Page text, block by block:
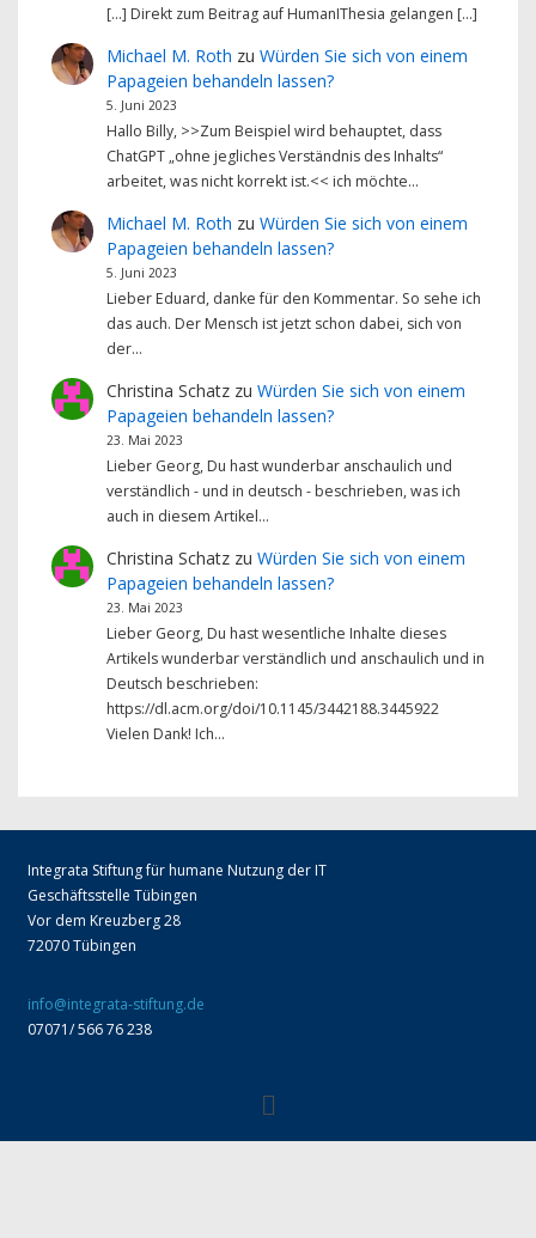
[…] Direkt zum Beitrag auf HumanIThesia gelangen […]
Michael M. Roth zu Würden Sie sich von einem
Papageien behandeln lassen?
5. Juni 2023
Hallo Billy, >>Zum Beispiel wird behauptet, dass
ChatGPT „ohne jegliches Verständnis des Inhalts“
arbeitet, was nicht korrekt ist.<< ich möchte…
Michael M. Roth zu Würden Sie sich von einem
Papageien behandeln lassen?
5. Juni 2023
Lieber Eduard, danke für den Kommentar. So sehe ich
das auch. Der Mensch ist jetzt schon dabei, sich von
der…
Christina Schatzzu Würden Sie sich von einem
Papageien behandeln lassen?
23. Mai 2023
Lieber Georg, Du hast wunderbar anschaulich und
verständlich - und in deutsch - beschrieben, was ich
auch in diesem Artikel…
Christina Schatzzu Würden Sie sich von einem
Papageien behandeln lassen?
23. Mai 2023
Lieber Georg, Du hast wesentliche Inhalte dieses
Artikels wunderbar verständlich und anschaulich und in
Deutsch beschrieben:
https://dl.acm.org/doi/10.1145/3442188.3445922
Vielen Dank! Ich…
Integrata Stiftung für humane Nutzung der IT
Geschäftsstelle Tübingen
Vor dem Kreuzberg 28
72070 Tübingen
info@integrata-stiftung.de
07071/ 566 76 238